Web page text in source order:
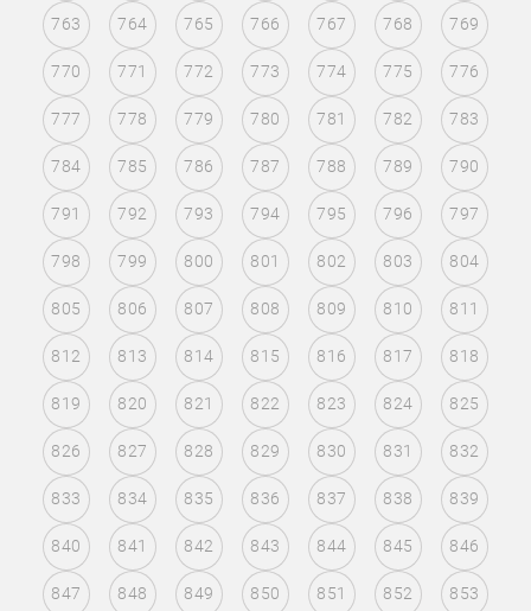
763 764 765 766 767 768 769
770 771 772 773 774 775 776
777 778 779 780 781 782 783
784 785 786 787 788 789 790
791 792 793 794 795 796 797
798 799 800 801 802 803 804
805 806 807 808 809 810 811
812 813 814 815 816 817 818
819 820 821 822 823 824 825
826 827 828 829 830 831 832
833 834 835 836 837 838 839
840 841 842 843 844 845 846
847 848 849 850 851 852 853